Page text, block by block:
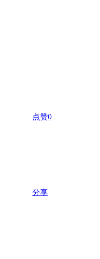
点赞0
分享